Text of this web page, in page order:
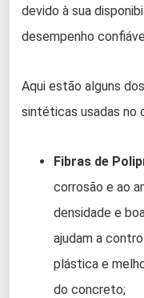
devido à sua
desempenho
Aqui estão alguns
sintéticas usadas no
Fibras de
corrosão e ao
densidade e
ajudam a
plástica e
do concreto;